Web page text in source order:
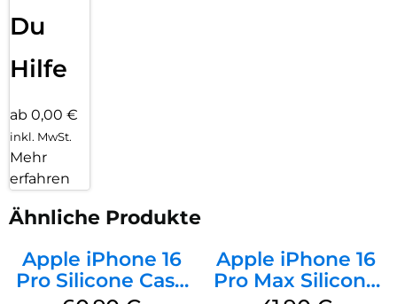
Du
Hilfe
ab 0,00 €
inkl. MwSt.
Mehr
erfahren
Ähnliche Produkte
Apple iPhone 16
Pro Silicone Case
Apple iPhone 16
Pro Max Silicone